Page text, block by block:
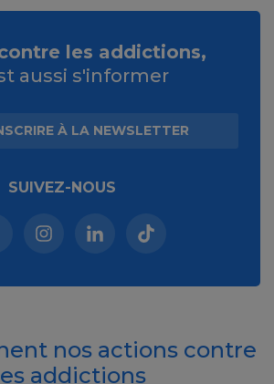
les addictions,
aussi s'informer
À LA NEWSLETTER
SUIVEZ-NOUS
(nouvelle fenêtre)
Instagram (nouvelle fenêtre)
Linkedin (nouvelle
Tiktok (nouvelle
nos actions contre
addictions